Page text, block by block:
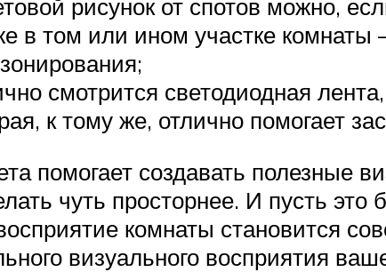
рисунок от спотов можно,
в том или ином участке комнаты
смотрится светодиодная
к тому же, отлично помогает
помогает создавать полезные
чуть просторнее. И пусть
комнаты становится
визуального восприятия